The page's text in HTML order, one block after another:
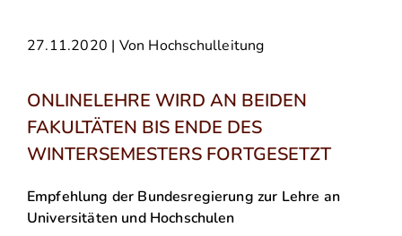
27.11.2020 | Von Hochschulleitung
ONLINELEHRE WIRD AN BEIDEN
FAKULTÄTEN BIS ENDE DES
WINTERSEMESTERS FORTGESETZT
Empfehlung der Bundesregierung zur Lehre an
Universitäten und Hochschulen